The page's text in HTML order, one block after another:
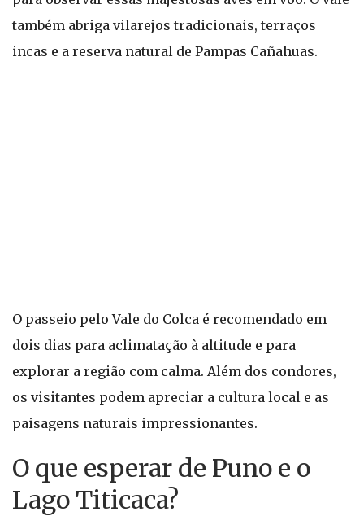
também abriga vilarejos tradicionais, terraços
incas e a reserva natural de Pampas Cañahuas.
O passeio pelo Vale do Colca é recomendado em
dois dias para aclimatação à altitude e para
explorar a região com calma. Além dos condores,
os visitantes podem apreciar a cultura local e as
paisagens naturais impressionantes.
O que esperar de Puno e o
Lago Titicaca?